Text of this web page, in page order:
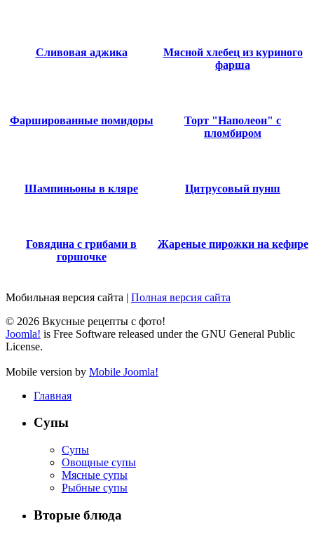
Сливовая аджика
Мясной хлебец из куриного
фарша
Фаршированные помидоры
Торт "Наполеон" с
пломбиром
Шампиньоны в кляре Цитрусовый пунш
Говядина с грибами в
горшочке
Жареные пирожки на кефире
Мобильная версия сайта | Полная версия сайта
© 2026 Вкусные рецепты с фото!
Joomla! is Free Software released under the GNU General Public
License.
Mobile version by Mobile Joomla!
Главная
Супы
Супы
Овощные супы
Мясные супы
Рыбные супы
Вторые блюда